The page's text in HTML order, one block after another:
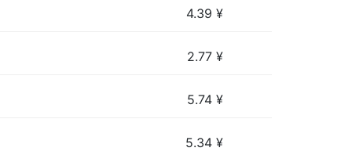
4.39 ¥
2.77 ¥
5.74 ¥
5.34 ¥